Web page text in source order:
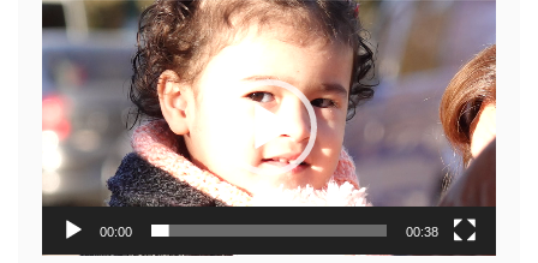
Reproductor
de
video
00:00 00:38